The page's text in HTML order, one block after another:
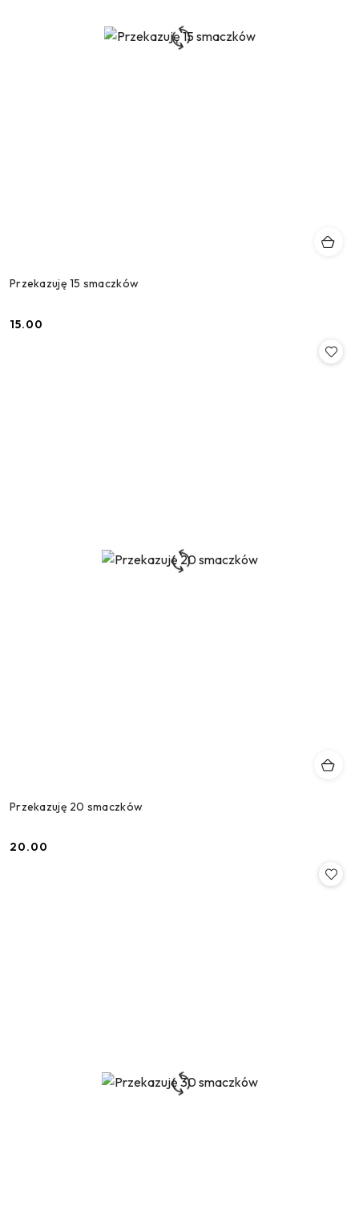
Przekazuję 15 smaczków
Cena:
15.00
Przekazuję 20 smaczków
Cena:
20.00